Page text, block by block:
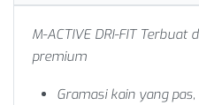
M-ACTIVE DRI-FITTerbuat
premium
Gramasi kain yang